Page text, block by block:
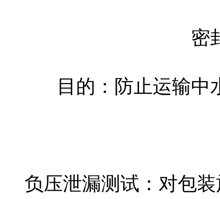
密
目的：防止运输
负压泄漏测试：对包